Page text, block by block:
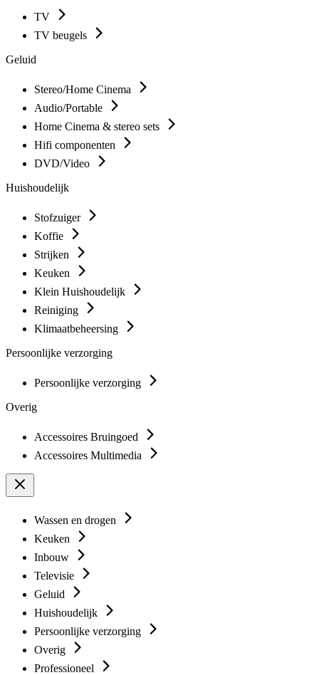
TV
TV beugels
Geluid
Stereo/Home Cinema
Audio/Portable
Home Cinema & stereo sets
Hifi componenten
DVD/Video
Huishoudelijk
Stofzuiger
Koffie
Strijken
Keuken
Klein Huishoudelijk
Reiniging
Klimaatbeheersing
Persoonlijke verzorging
Persoonlijke verzorging
Overig
Accessoires Bruingoed
Accessoires Multimedia
Wassen en drogen
Keuken
Inbouw
Televisie
Geluid
Huishoudelijk
Persoonlijke verzorging
Overig
Professioneel